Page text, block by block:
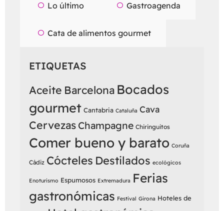
Lo último Gastroagenda
Cata de alimentos gourmet
ETIQUETAS
Aceite Barcelona Bocados
gourmet Cantabria Cataluña Cava
Cervezas Champagne Chiringuitos
Comer bueno y barato Coruña
Cádiz Cócteles Destilados ecológicos
Enoturismo Espumosos Extremadura Ferias
gastronómicas Festival Girona Hoteles de